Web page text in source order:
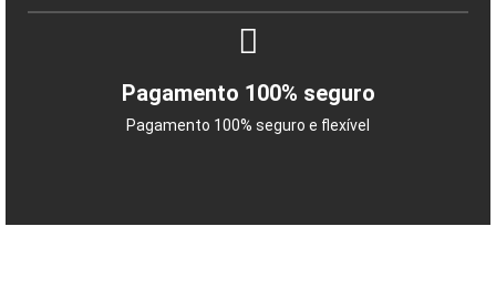
Pagamento 100% seguro
Pagamento 100% seguro e flexível